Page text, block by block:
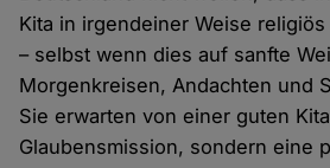
Kita in irgendeiner Weise
– selbst wenn dies auf sanfte
Morgenkreisen, Andachten und
Sie erwarten von einer guten
Glaubensmission, sondern eine